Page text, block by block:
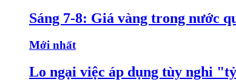
Sáng 7-8: Giá vàng trong nước
Mới nhất
Lo ngại việc áp dụng tùy nghi